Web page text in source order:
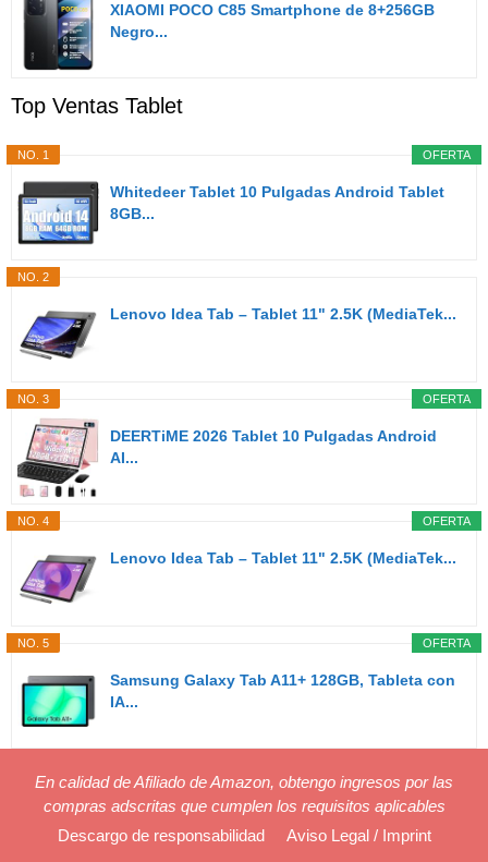
XIAOMI POCO C85 Smartphone de 8+256GB
Negro...
Top Ventas Tablet
OFERTA
NO. 1
Whitedeer Tablet 10 Pulgadas Android Tablet
8GB...
NO. 2
Lenovo Idea Tab – Tablet 11" 2.5K (MediaTek...
OFERTA
NO. 3
DEERTiME 2026 Tablet 10 Pulgadas Android
AI...
OFERTA
NO. 4
Lenovo Idea Tab – Tablet 11" 2.5K (MediaTek...
OFERTA
NO. 5
Samsung Galaxy Tab A11+ 128GB, Tableta con
IA...
En calidad de Afiliado de Amazon, obtengo ingresos por las
compras adscritas que cumplen los requisitos aplicables
Descargo de responsabilidad
Aviso Legal / Imprint